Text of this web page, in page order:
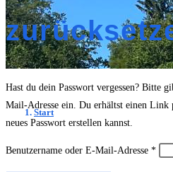
Start
Hast du dein Passwort vergessen? Bitte
Mail-Adresse ein. Du erhältst einen
neues Passwort erstellen kannst.
Benutzername oder E-Mail-Adresse *